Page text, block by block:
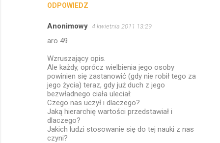
ODPOWIEDZ
Anonimowy 4 kwietnia 2011 13:29
aro 49
Wzruszający opis.
Ale każdy, oprócz wielbienia jego osoby
powinien się zastanowić (gdy nie robił tego za
jego życia) teraz, gdy już duch z jego
bezwładnego ciała uleciał:
Czego nas uczył i dlaczego?
Jaką hierarchię wartości przedstawiał i
dlaczego?
Jakich ludzi stosowanie się do tej nauki z nas
czyni?